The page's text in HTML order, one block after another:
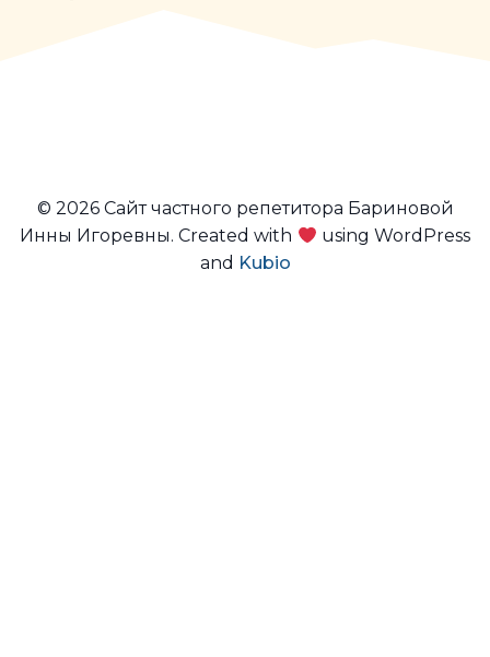
© 2026 Сайт частного репетитора Бариновой
Инны Игоревны. Created with
using WordPress
and Kubio